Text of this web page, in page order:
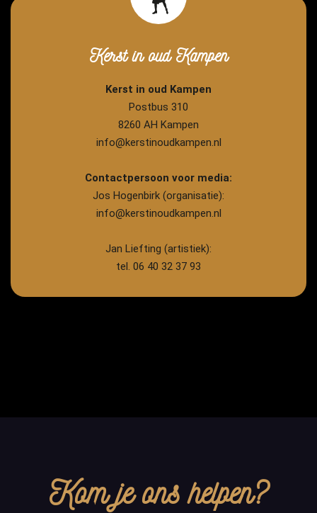
Kerst in oud Kampen
Kerst in oud Kampen
Postbus 310
8260 AH Kampen
info@kerstinoudkampen.nl
Contactpersoon voor media:
Jos Hogenbirk (organisatie):
info@kerstinoudkampen.nl
Jan Liefting (artistiek):
tel. 06 40 32 37 93
Kom je ons helpen?